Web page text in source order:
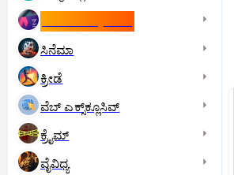
ಸಿನೆಮಾ
ಕ್ರೀಡೆ
ವೆಬ್ ಎಕ್ಸ್‌ಕ್ಲೂಸಿವ್
ಕ್ರೈಮ್
ವೈವಿಧ್ಯ